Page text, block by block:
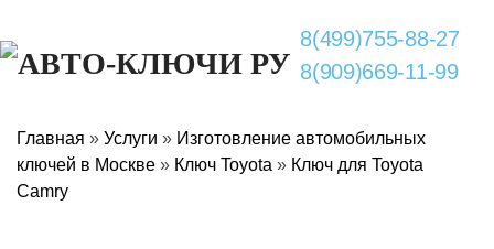
8(499)755-88-27
8(909)669-11-99
Главная » Услуги » Изготовление автомобильных
ключей в Москве » Ключ Toyota » Ключ для Toyota
Camry